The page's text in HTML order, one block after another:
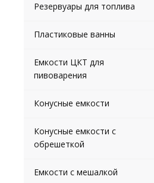
Резервуары для топлива
Пластиковые ванны
Емкости ЦКТ для
пивоварения
Конусные емкости
Конусные емкости с
обрешеткой
Емкости с мешалкой